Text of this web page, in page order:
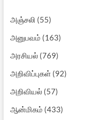
அஞ்சலி (55)
அனுபவம் (163)
அரசியல்(769)
அறிவிப்புகள்(92)
அறிவியல்(57)
ஆன்மிகம் (433)